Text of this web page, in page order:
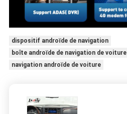
dispositif androïde de navigation
boîte androïde de navigation de voiture
navigation androïde de voiture